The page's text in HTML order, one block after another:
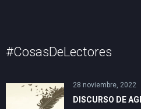
#CosasDeLectores
28 noviembre, 2022
DISCURSO DE